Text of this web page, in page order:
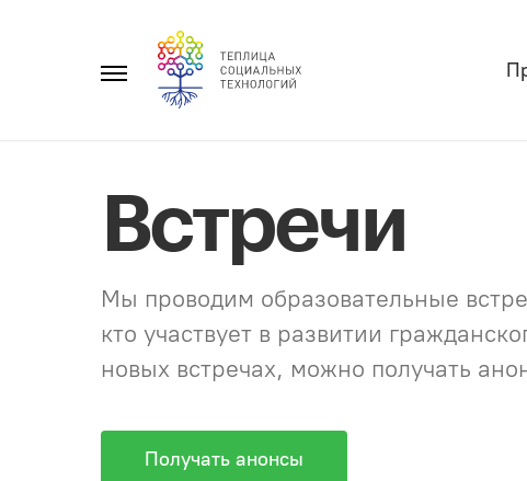
Главное
Встречи
Мы проводим образовательные
кто участвует в развитии
новых встречах, можно получать
Получать анонсы